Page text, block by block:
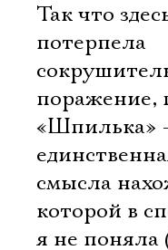
Так что
потерпела
поражение,
«Шпилька»
смысла
которой в
я не поняла